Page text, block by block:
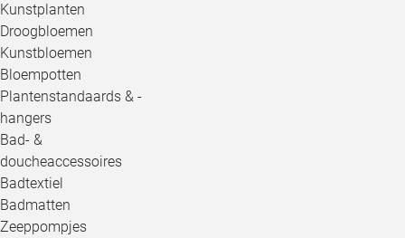
Kunstplanten
Droogbloemen
Kunstbloemen
Bloempotten
Plantenstandaards & -
hangers
Bad- &
doucheaccessoires
Badtextiel
Badmatten
Zeeppompjes